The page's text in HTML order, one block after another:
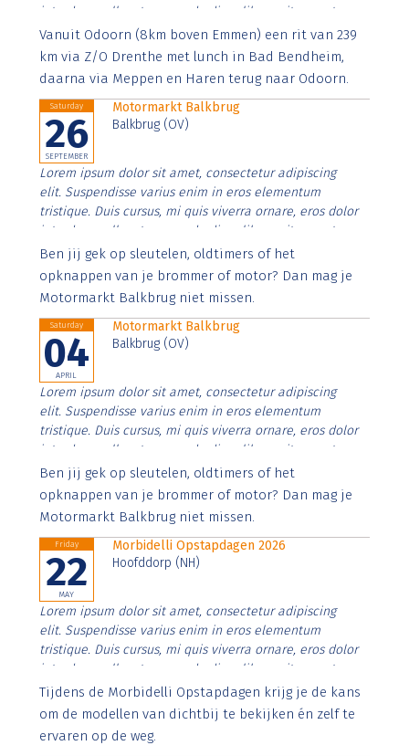
interdum nulla, ut commodo diam libero vitae erat.
Aenean faucibus nibh et justo cursus id rutrum lorem
imperdiet. Nunc ut sem vitae risus tristique posuere.
Vanuit Odoorn (8km boven Emmen) een rit van 239
km via Z/O Drenthe met lunch in Bad Bendheim,
daarna via Meppen en Haren terug naar Odoorn.
Saturday
26
SEPTEMBER
Motormarkt Balkbrug
Balkbrug (OV)
Lorem ipsum dolor sit amet, consectetur adipiscing
elit. Suspendisse varius enim in eros elementum
tristique. Duis cursus, mi quis viverra ornare, eros dolor
interdum nulla, ut commodo diam libero vitae erat.
Aenean faucibus nibh et justo cursus id rutrum lorem
imperdiet. Nunc ut sem vitae risus tristique posuere.
Ben jij gek op sleutelen, oldtimers of het
opknappen van je brommer of motor? Dan mag je
Motormarkt Balkbrug niet missen.
Saturday
04
APRIL
Motormarkt Balkbrug
Balkbrug (OV)
Lorem ipsum dolor sit amet, consectetur adipiscing
elit. Suspendisse varius enim in eros elementum
tristique. Duis cursus, mi quis viverra ornare, eros dolor
interdum nulla, ut commodo diam libero vitae erat.
Aenean faucibus nibh et justo cursus id rutrum lorem
imperdiet. Nunc ut sem vitae risus tristique posuere.
Ben jij gek op sleutelen, oldtimers of het
opknappen van je brommer of motor? Dan mag je
Motormarkt Balkbrug niet missen.
Friday
22
MAY
Morbidelli Opstapdagen 2026
Hoofddorp (NH)
Lorem ipsum dolor sit amet, consectetur adipiscing
elit. Suspendisse varius enim in eros elementum
tristique. Duis cursus, mi quis viverra ornare, eros dolor
interdum nulla, ut commodo diam libero vitae erat.
Aenean faucibus nibh et justo cursus id rutrum lorem
imperdiet. Nunc ut sem vitae risus tristique posuere.
Tijdens de Morbidelli Opstapdagen krijg je de kans
om de modellen van dichtbij te bekijken én zelf te
ervaren op de weg.